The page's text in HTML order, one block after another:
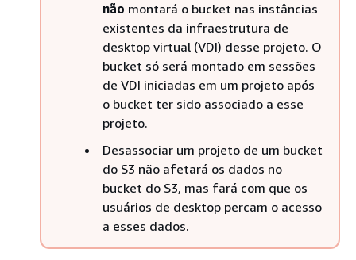
não montará o bucket nas instâncias
existentes da infraestrutura de
desktop virtual (VDI) desse projeto. O
bucket só será montado em sessões
de VDI iniciadas em um projeto após
o bucket ter sido associado a esse
projeto.
Desassociar um projeto de um bucket
do S3 não afetará os dados no
bucket do S3, mas fará com que os
usuários de desktop percam o acesso
a esses dados.